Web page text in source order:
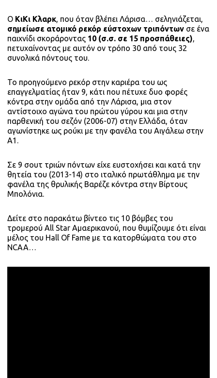
Ο ΚιΚι Κλαρκ, που όταν βλέπει Λάρισα… σεληνιάζεται,
σημείωσε ατομικό ρεκόρ εύστοχων τριπόντων σε ένα
παιχνίδι σκοράροντας 10 (σ.σ. σε 15 προσπάθειες),
πετυχαίνοντας με αυτόν ον τρόπο 30 από τους 32
συνολικά πόντους του.
Το προηγούμενο ρεκόρ στην καριέρα του ως
επαγγελματίας ήταν 9, κάτι που πέτυχε δυο φορές
κόντρα στην ομάδα από την Λάρισα, μια στον
αντίστοιχο αγώνα του πρώτου γύρου και μια στην
παρθενική του σεζόν (2006-07) στην Ελλάδα, όταν
αγωνίστηκε ως ρούκι με την φανέλα του Αιγάλεω στην
Α1.
Σε 9 σουτ τριών πόντων είχε ευστοχήσει και κατά την
θητεία του (2013-14) στο ιταλικό πρωτάθλημα με την
φανέλα της θρυλικής Βαρέζε κόντρα στην Βίρτους
Μπολόνια.
Δείτε στο παρακάτω βίντεο τις 10 βόμβες του
τρομερού All Star Αμαερικανού, που θυμίζουμε ότι είναι
μέλος του Hall Of Fame με τα κατορθώματα του στο
NCAA…